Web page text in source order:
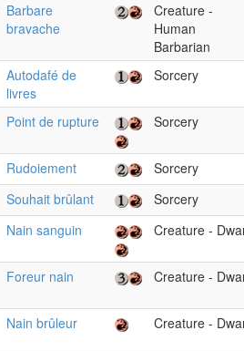
Barbare
bravache
Creature -
Human
Barbarian
Autodafé de
livres
Sorcery
Point de rupture Sorcery
Rudoiement
Sorcery
Souhait brûlant
Sorcery
Nain sanguin Creature -
Foreur nain Creature -
Nain brûleur Creature -